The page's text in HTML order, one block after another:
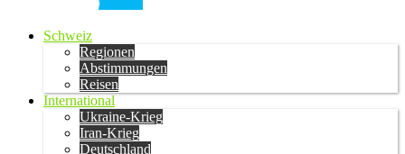
Schweiz
Regionen
Abstimmungen
Reisen
International
Ukraine-Krieg
Iran-Krieg
Deutschland